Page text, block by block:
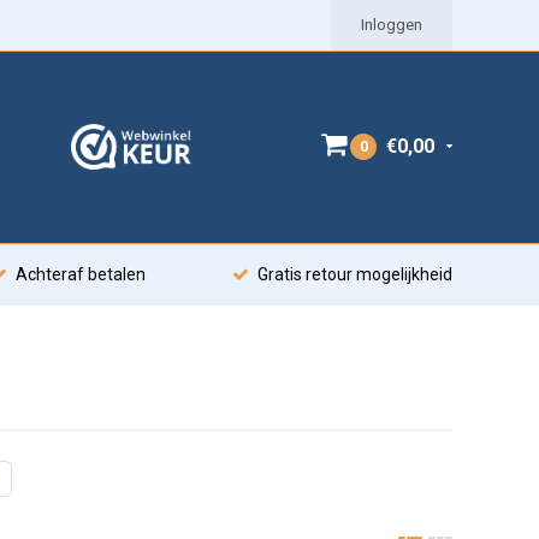
Inloggen
0 €0,00
Achteraf betalen Gratis retour mogelijkheid